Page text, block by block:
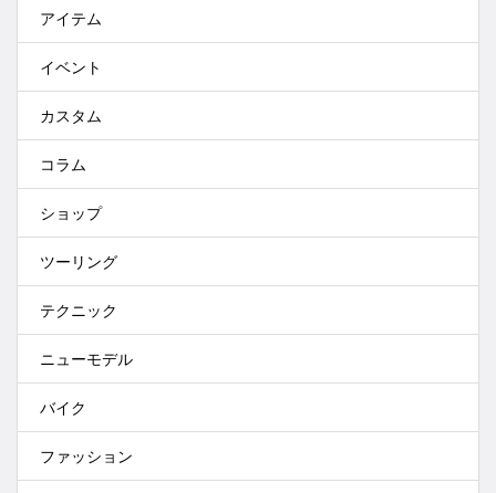
アイテム
イベント
カスタム
コラム
ショップ
ツーリング
テクニック
ニューモデル
バイク
ファッション